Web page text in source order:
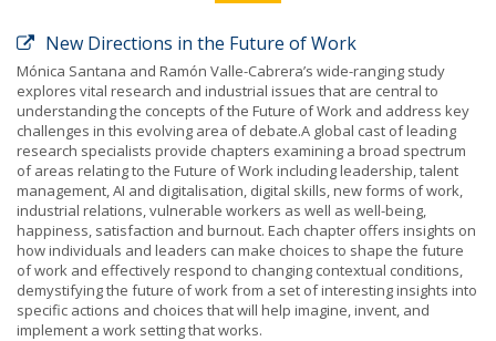
New Directions in the Future of Work
Mónica Santana and Ramón Valle-Cabrera’s wide-ranging study
explores vital research and industrial issues that are central to
understanding the concepts of the Future of Work and address key
challenges in this evolving area of debate.A global cast of leading
research specialists provide chapters examining a broad spectrum
of areas relating to the Future of Work including leadership, talent
management, AI and digitalisation, digital skills, new forms of work,
industrial relations, vulnerable workers as well as well-being,
happiness, satisfaction and burnout. Each chapter offers insights on
how individuals and leaders can make choices to shape the future
of work and effectively respond to changing contextual conditions,
demystifying the future of work from a set of interesting insights into
specific actions and choices that will help imagine, invent, and
implement a work setting that works.